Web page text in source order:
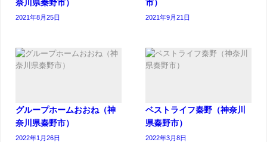
奈川県秦野市）
2021年8月25日
市）
2021年9月21日
グループホームおおね（神
奈川県秦野市）
2022年1月26日
ベストライフ秦野（神奈川
県秦野市）
2022年3月8日